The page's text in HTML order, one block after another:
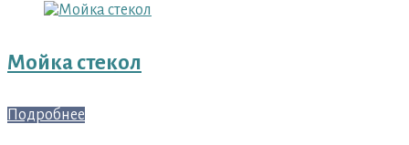
Метка:
стекол
Мойка стекол
Подробнее